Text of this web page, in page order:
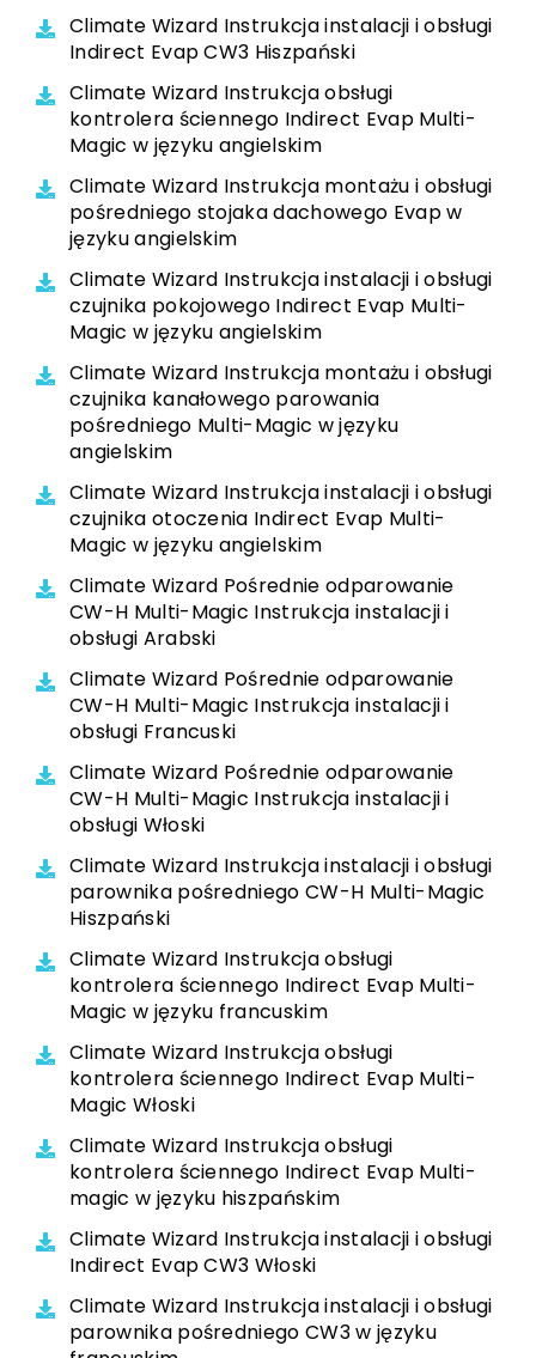
Climate Wizard Instrukcja instalacji i obsługi
Indirect Evap CW3 Hiszpański
Climate Wizard Instrukcja obsługi
kontrolera ściennego Indirect Evap Multi-
Magic w języku angielskim
Climate Wizard Instrukcja montażu i obsługi
pośredniego stojaka dachowego Evap w
języku angielskim
Climate Wizard Instrukcja instalacji i obsługi
czujnika pokojowego Indirect Evap Multi-
Magic w języku angielskim
Climate Wizard Instrukcja montażu i obsługi
czujnika kanałowego parowania
pośredniego Multi-Magic w języku
angielskim
Climate Wizard Instrukcja instalacji i obsługi
czujnika otoczenia Indirect Evap Multi-
Magic w języku angielskim
Climate Wizard Pośrednie odparowanie
CW-H Multi-Magic Instrukcja instalacji i
obsługi Arabski
Climate Wizard Pośrednie odparowanie
CW-H Multi-Magic Instrukcja instalacji i
obsługi Francuski
Climate Wizard Pośrednie odparowanie
CW-H Multi-Magic Instrukcja instalacji i
obsługi Włoski
Climate Wizard Instrukcja instalacji i obsługi
parownika pośredniego CW-H Multi-Magic
Hiszpański
Climate Wizard Instrukcja obsługi
kontrolera ściennego Indirect Evap Multi-
Magic w języku francuskim
Climate Wizard Instrukcja obsługi
kontrolera ściennego Indirect Evap Multi-
Magic Włoski
Climate Wizard Instrukcja obsługi
kontrolera ściennego Indirect Evap Multi-
magic w języku hiszpańskim
Climate Wizard Instrukcja instalacji i obsługi
Indirect Evap CW3 Włoski
Climate Wizard Instrukcja instalacji i obsługi
parownika pośredniego CW3 w języku